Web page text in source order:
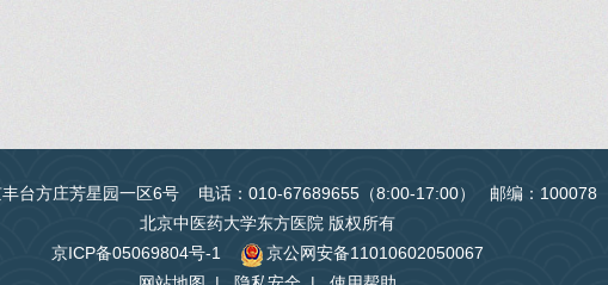
丰台方庄芳星园一区6号 电话：010-67689655（8:00-17:00） 邮编：100078
北京中医药大学东方医院 版权所有
京ICP备05069804号-1
京公网安备11010602050067